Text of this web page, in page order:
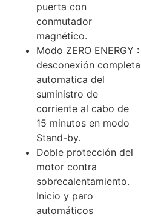
puerta con
conmutador
magnético.
Modo ZERO ENERGY :
desconexión completa
automatica del
suministro de
corriente al cabo de
15 minutos en modo
Stand-by.
Doble protección del
motor contra
sobrecalentamiento.
Inicio y paro
automáticos